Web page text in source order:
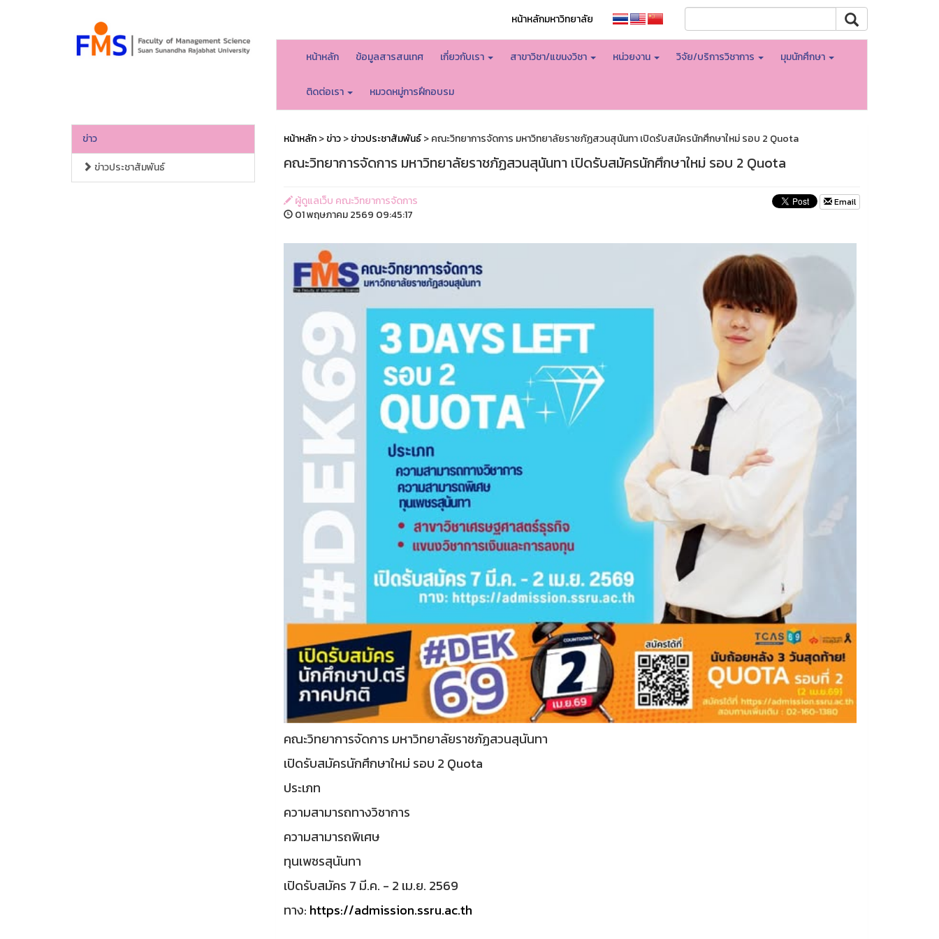
หน้าหลักมหาวิทยาลัย
หน้าหลัก ข้อมูลสารสนเทศ เกี่ยวกับเรา สาขาวิชา/แขนงวิชา หน่วยงาน วิจัย/บริการวิชาการ มุมนักศึกษา
ติดต่อเรา หมวดหมู่การฝึกอบรม
ข่าว
ข่าวประชาสัมพันธ์
หน้าหลัก>ข่าว>ข่าวประชาสัมพันธ์> คณะวิทยาการจัดการ มหาวิทยาลัยราชภัฏสวนสุนันทา เปิดรับสมัครนักศึกษาใหม่ รอบ 2 Quota
คณะวิทยาการจัดการ มหาวิทยาลัยราชภัฏสวนสุนันทา เปิดรับสมัครนักศึกษาใหม่ รอบ 2 Quota
ผู้ดูแลเว็บ คณะวิทยาการจัดการ
01 พฤษภาคม 2569 09:45:17
Email
คณะวิทยาการจัดการ มหาวิทยาลัยราชภัฏสวนสุนันทา
เปิดรับสมัครนักศึกษาใหม่ รอบ 2 Quota
ประเภท
ความสามารถทางวิชาการ
ความสามารถพิเศษ
ทุนเพชรสุนันทา
เปิดรับสมัคร 7 มี.ค. - 2 เม.ย. 2569
ทาง: https://admission.ssru.ac.th